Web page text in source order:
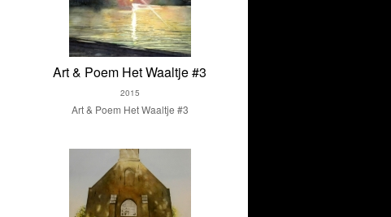
Art & Poem Het Waaltje #3
2015
Art & Poem Het Waaltje #3